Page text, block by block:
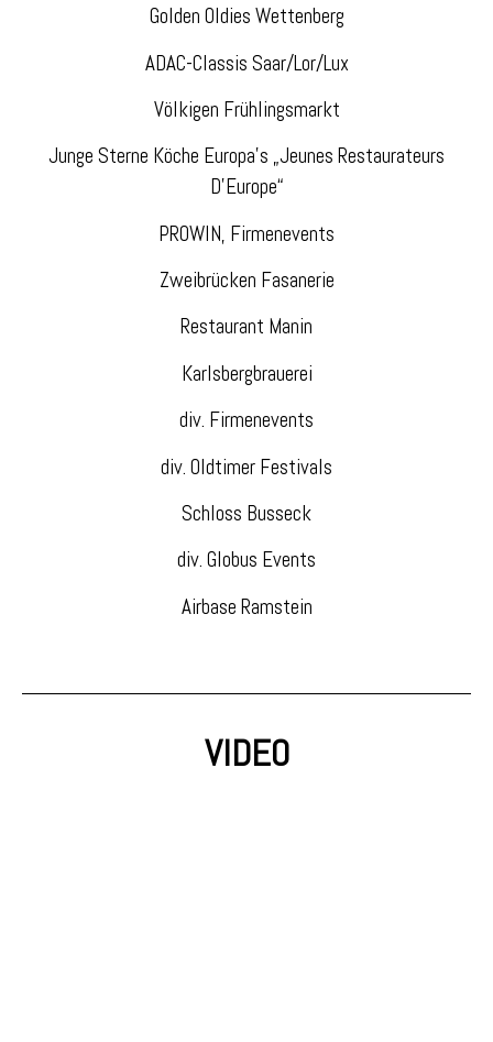
Golden Oldies Wettenberg
ADAC-Classis Saar/Lor/Lux
Völkigen Frühlingsmarkt
Junge Sterne Köche Europa’s „Jeunes Restaurateurs
D’Europe“
PROWIN, Firmenevents
Zweibrücken Fasanerie
Restaurant Manin
Karlsbergbrauerei
div. Firmenevents
div. Oldtimer Festivals
Schloss Busseck
div. Globus Events
Airbase Ramstein
VIDEO